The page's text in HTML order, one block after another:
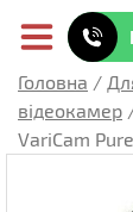
Головна /
відеокамер
VariCam Pure